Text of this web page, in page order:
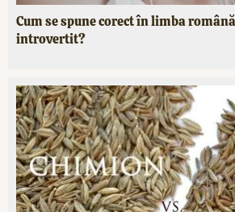
Cum se spune corect în limba
introvertit?